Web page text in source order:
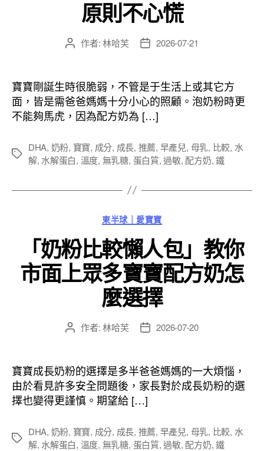
原則不心慌
文
者
作者:林哈芙
文
佈
日
期
2026-07-21
寶寶剛誕生時很脆弱，不管是于生活上或其它方
面，皆是需爸爸媽媽十分小心的照顧。泡奶粉時更
不能夠馬虎，因為配方奶為 […]
標
DHA, 奶粉, 寶寶, 成分, 成長, 推薦, 早產兒, 母乳, 比較, 水
解, 水解蛋白, 溫度, 無乳糖, 蛋白質,過敏,配方奶,鐵
分
類
東半球｜愛寶寶
「奶粉比較懶人包」教你
市面上眾多寶寶配方奶怎
麼選擇
文
者
作者:林哈芙
文
佈
日
期
2026-07-20
寶寶成長奶粉的選擇是多半爸爸媽媽的一大煩惱，
由於看見許多安全問題後，家長對於成長奶粉的選
擇也變得更謹慎。期望給 […]
標
DHA, 奶粉, 寶寶, 成分, 成長, 推薦, 早產兒, 母乳, 比較, 水
解, 水解蛋白, 溫度, 無乳糖, 蛋白質,過敏,配方奶,鐵